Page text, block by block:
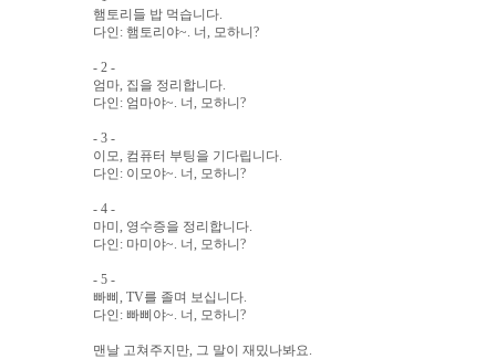
햄토리들 밥 먹습니다.
다인: 햄토리야~. 너, 모하니?
- 2 -
엄마, 집을 정리합니다.
다인: 엄마야~. 너, 모하니?
- 3 -
이모, 컴퓨터 부팅을 기다립니다.
다인: 이모야~. 너, 모하니?
- 4 -
마미, 영수증을 정리합니다.
다인: 마미야~. 너, 모하니?
- 5 -
빠삐, TV를 졸며 보십니다.
다인: 빠삐야~. 너, 모하니?
맨날 고쳐주지만, 그 말이 재밌나봐요.